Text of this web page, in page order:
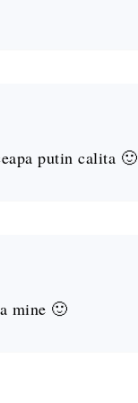
putin calita 🙂
mine 🙂